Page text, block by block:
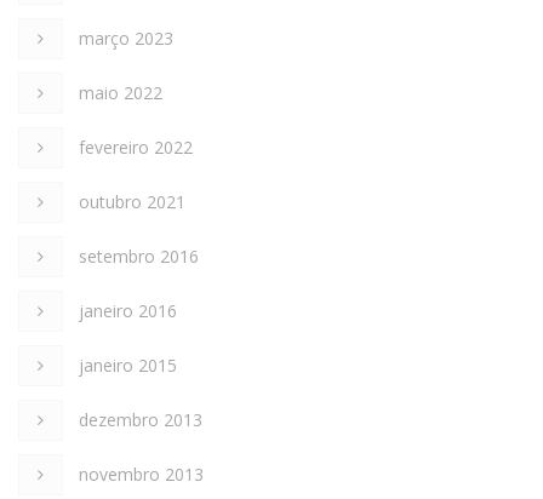
março 2023
maio 2022
fevereiro 2022
outubro 2021
setembro 2016
janeiro 2016
janeiro 2015
dezembro 2013
novembro 2013